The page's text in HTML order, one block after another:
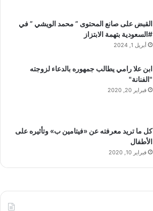
القبض على صانع المحتوى ” محمد الويشي ” في
#السعودية بتهمة الابتزاز
أبريل 1, 2024
ابن علا رامي يطالب جمهوره بالدعاء لزوجته
"الفنانة"
فبراير 20, 2020
كل ما تريد معرفته عن «فيتامين ب» وتأثيره على
الأطفال
فبراير 10, 2020